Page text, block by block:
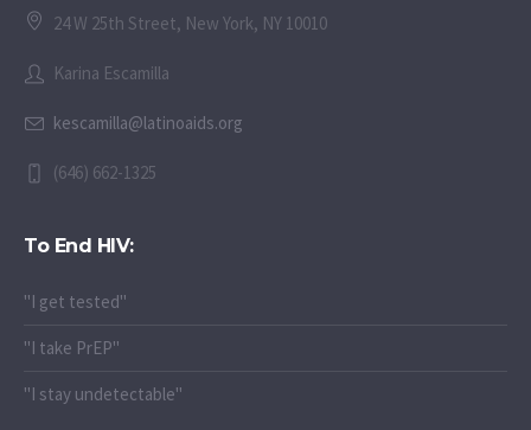
24 W 25th Street, New York, NY 10010
Karina Escamilla
kescamilla@latinoaids.org
(646) 662-1325
To End HIV:
"I get tested"
"I take PrEP"
"I stay undetectable"